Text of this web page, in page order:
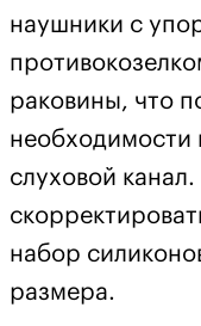
наушники с
раковины, что
необходимости
слуховой
набор
размера.